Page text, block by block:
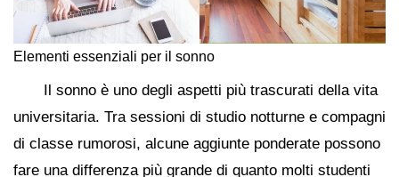
Elementi essenziali per il sonno
Il sonno è uno degli aspetti più trascurati della vita
universitaria. Tra sessioni di studio notturne e compagni
di classe rumorosi, alcune aggiunte ponderate possono
fare una differenza più grande di quanto molti studenti